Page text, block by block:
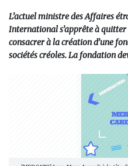
L’actuel ministre des Affaires
International s’apprête à quitter
consacrer à la création d’une
sociétés créoles. La fondation